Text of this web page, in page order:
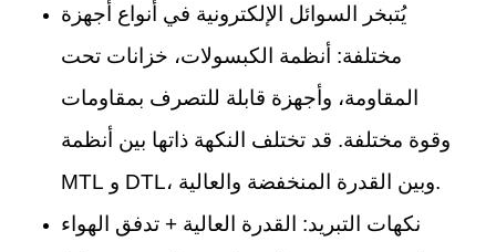
يُتبخر السوائل الإلكترونية في أنواع أجهزة
مختلفة: أنظمة الكبسولات، خزانات تحت
المقاومة، وأجهزة قابلة للتصرف بمقاومات
وقوة مختلفة. قد تختلف النكهة ذاتها بين أنظمة
MTL و DTL، وبين القدرة المنخفضة والعالية.
نكهات التبريد: القدرة العالية + تدفق الهواء